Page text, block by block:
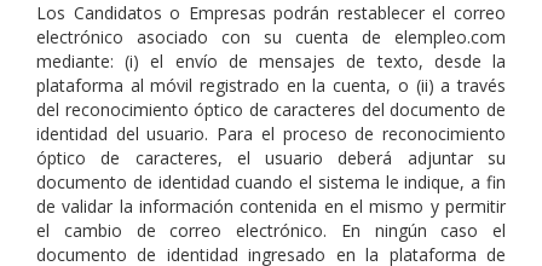
Los Candidatos o Empresas podrán restablecer el correo
electrónico asociado con su cuenta de elempleo.com
mediante: (i) el envío de mensajes de texto, desde la
plataforma al móvil registrado en la cuenta, o (ii) a través
del reconocimiento óptico de caracteres del documento de
identidad del usuario. Para el proceso de reconocimiento
óptico de caracteres, el usuario deberá adjuntar su
documento de identidad cuando el sistema le indique, a fin
de validar la información contenida en el mismo y permitir
el cambio de correo electrónico. En ningún caso el
documento de identidad ingresado en la plataforma de